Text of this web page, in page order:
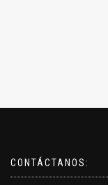
CONTÁCTANOS: